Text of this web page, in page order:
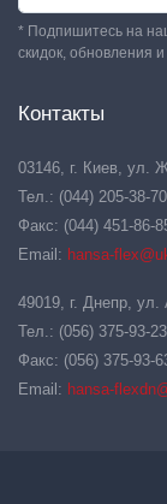
* Подпишитесь на
скидок, обновления
Контакты
03146, г. Киев, ул.
Тел.: (044) 205-38-70
Факс: (044) 451-86-
Email: hansa-
49019, г. Днепр,
Тел.: (056) 375-93-23
Факс: (056) 375-93-
Email: hansa-